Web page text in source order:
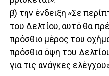
β) την ένδειξη «Σε
του Δελτίου, αυτό θα
πρόσθιο μέρος του
πρόσθια όψη του
για τις ανάγκες